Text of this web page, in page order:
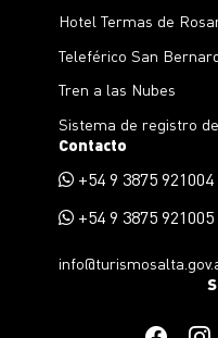
Hotel Termas de
Teleférico San
Tren a las Nubes
Sistema de registro
Contacto
+54 9 3875 921004
+54 9 3875 921005